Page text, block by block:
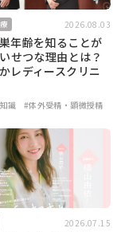
2026.08.03
年齢を知ることが
せつな理由とは？
レディースクリニ
識 #体外受精・顕微授精
2026.07.15